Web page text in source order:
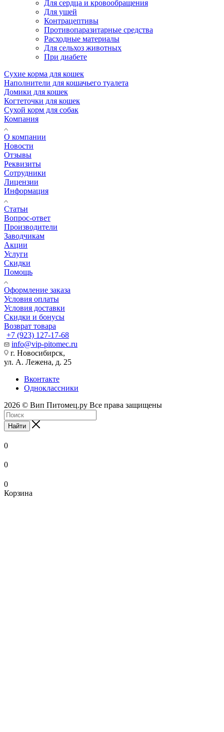
Для сердца и кровообращения
Для ушей
Контрацептивы
Противопаразитарные средства
Расходные материалы
Для сельхоз животных
При диабете
Сухие корма для кошек
Наполнители для кошачьего туалета
Домики для кошек
Когтеточки для кошек
Сухой корм для собак
Компания
О компании
Новости
Отзывы
Реквизиты
Сотрудники
Лицензии
Информация
Статьи
Вопрос-ответ
Производители
Заводчикам
Акции
Услуги
Скидки
Помощь
Оформление заказа
Условия оплаты
Условия доставки
Скидки и бонусы
Возврат товара
+7 (923) 127-17-68
info@vip-pitomec.ru
г. Новосибирск,
ул. А. Лежена, д. 25
Вконтакте
Одноклассники
2026 © Вип Питомец.ру Все права защищены
Найти
0
0
0
Корзина